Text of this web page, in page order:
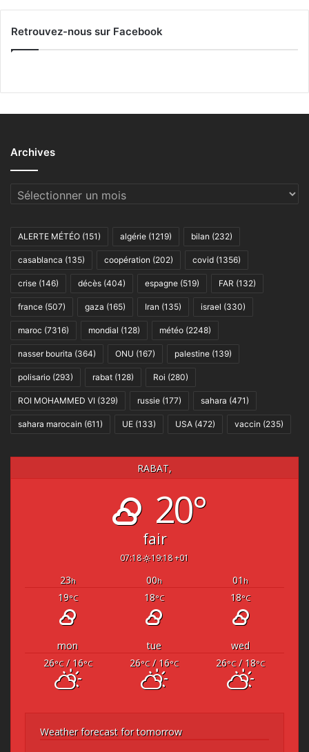
Retrouvez-nous sur Facebook
Archives
Archives
ALERTE MÉTÉO (151) algérie (1219) bilan (232)
casablanca (135) coopération (202) covid (1356)
crise (146) décès (404) espagne (519) FAR (132)
france (507) gaza (165) Iran (135) israel (330)
maroc (7316) mondial (128) météo (2248)
nasser bourita (364) ONU (167) palestine (139)
polisario (293) rabat (128) Roi (280)
ROI MOHAMMED VI (329) russie (177) sahara (471)
sahara marocain (611) UE (133) USA (472) vaccin (235)
RABAT,
20°
fair
07:18 19:18 +01
23h 00h 01 h
19°C 18°C 18°C
mon tue
wed
26°C/ 16°C 26°C/ 16°C 26°C/ 18°C
Weather forecast for tomorrow